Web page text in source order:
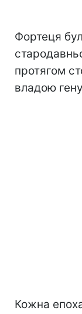
Фортеця
протягом
владою
Кожна